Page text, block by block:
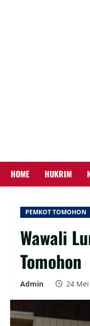
HOME HUKRIM
PEMKOT TOMOHON
Wawali
Tomohon
Admin 24